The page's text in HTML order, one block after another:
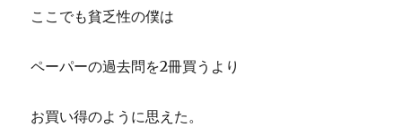
ここでも貧乏性の僕は
ペーパーの過去問を2冊買うより
お買い得のように思えた。